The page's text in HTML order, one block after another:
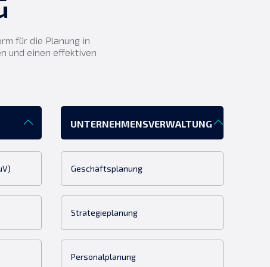
für die Planung in
und einen effektiven
UNTERNEHMENSVERWALTUNG
Geschäftsplanung
Strategieplanung
Personalplanung